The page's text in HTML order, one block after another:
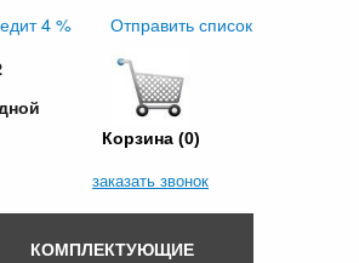
4 % Отправить список
Корзина (0)
заказать звонок
КОМПЛЕКТУЮЩИЕ